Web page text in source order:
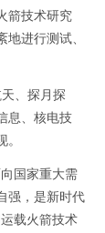
技术研究
进行测试、
、探月探
息、核电技
国家重大需
强，是新时代
载火箭技术